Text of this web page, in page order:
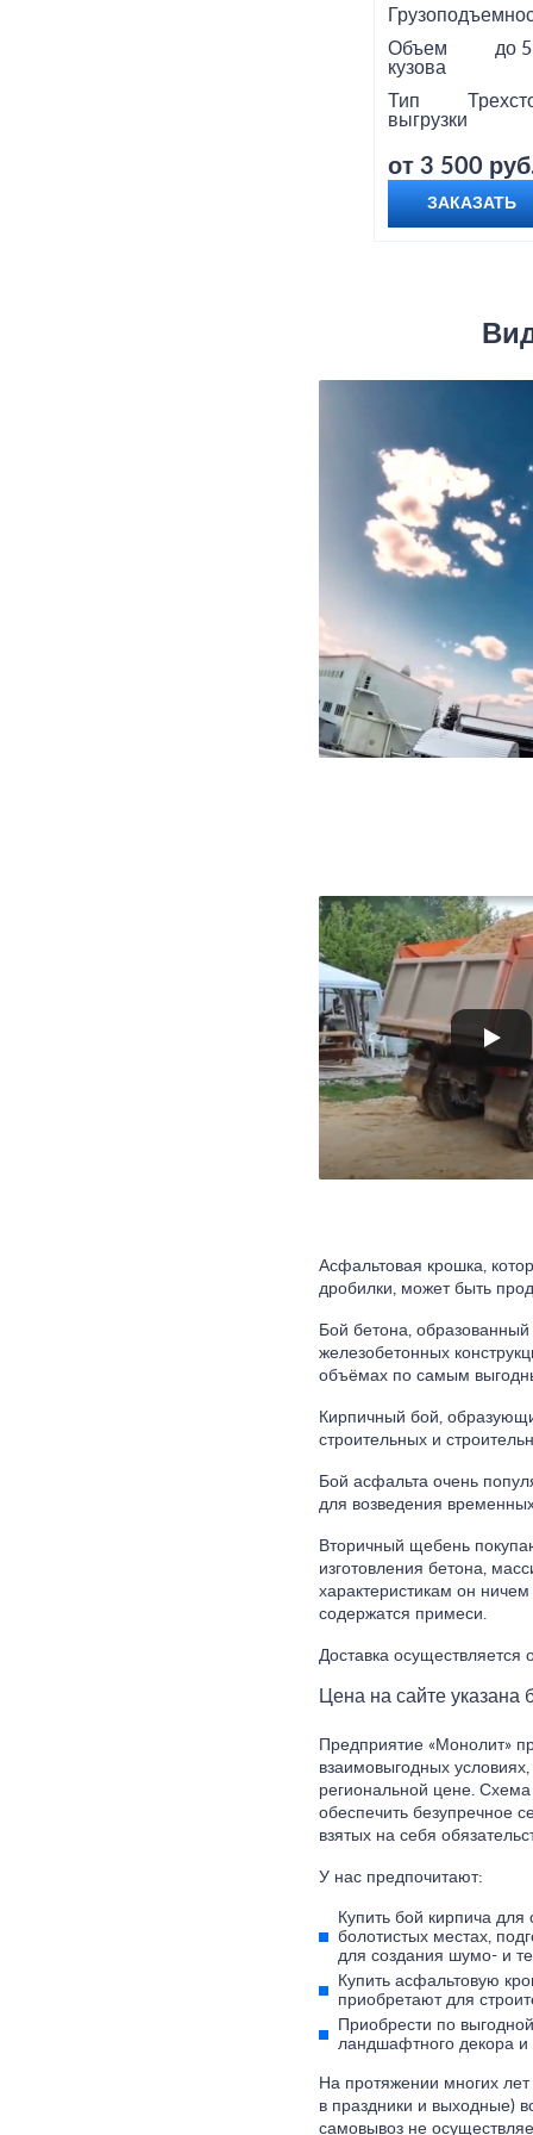
Объем
кузова
до
Тип
выгрузки
от 3 500
ЗАКАЗАТЬ
Асфальтовая крошка,
дробилки, может быть
Бой бетона,
железобетонных
объёмах по самым
Кирпичный бой,
строительных и
Бой асфальта очень
для возведения
Вторичный щебень
изготовления бетона,
характеристикам он
содержатся примеси.
Доставка осуществляется
Цена на сайте указана
Предприятие «Монолит»
взаимовыгодных
региональной цене.
обеспечить безупречное
взятых на себя
У нас предпочитают:
Купить бой кирпича
болотистых местах,
для создания шумо- и
Купить асфальтовую
приобретают для
Приобрести по
ландшафтного декора и
На протяжении многих
в праздники и выходные)
самовывоз не